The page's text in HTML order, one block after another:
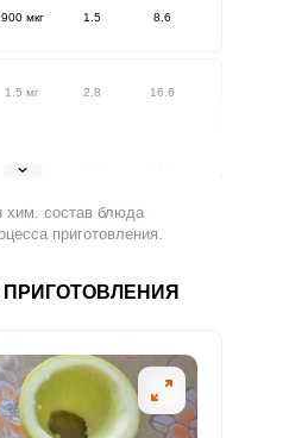
900 мкг 1.5 8.6
1.5 мг 2.8 16.6
1.8 мг
500 мг 1.5 8.7
2 мг 23.6
состав блюда
приготовления.